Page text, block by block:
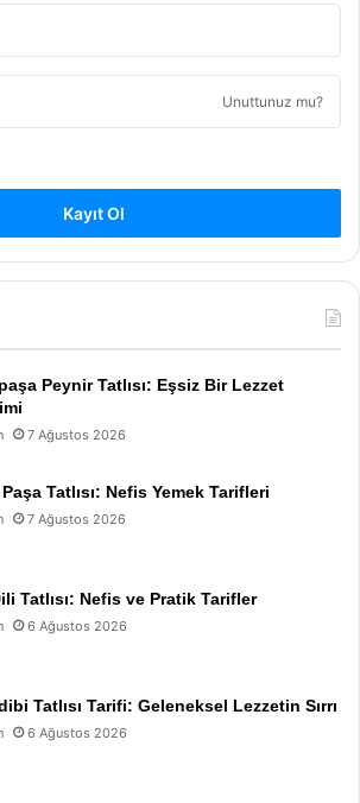
Unuttunuz mu?
Kayıt Ol
Peynir Tatlısı: Eşsiz Bir Lezzet
7 Ağustos 2026
Tatlısı: Nefis Yemek Tarifleri
7 Ağustos 2026
Tatlısı: Nefis ve Pratik Tarifler
6 Ağustos 2026
Tatlısı Tarifi: Geleneksel Lezzetin Sırrı
6 Ağustos 2026